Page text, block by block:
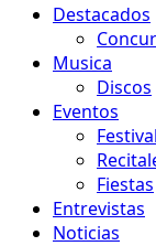
Menú
principal
Destacados
Musica
Discos
Eventos
Fiestas
Entrevistas
Noticias